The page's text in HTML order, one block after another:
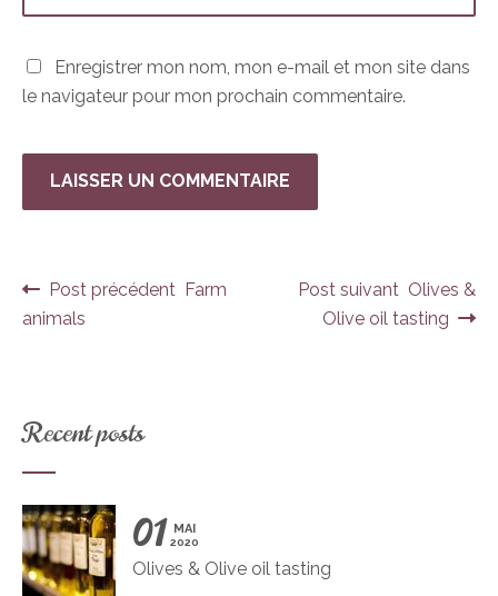
Enregistrer mon nom, mon e-mail et mon site dans
le navigateur pour mon prochain commentaire.
Navigation de l’article
Post précédent Farm
animals
Post suivant Olives &
Olive oil tasting
Recent posts
01 MAI
2020
Olives & Olive oil tasting